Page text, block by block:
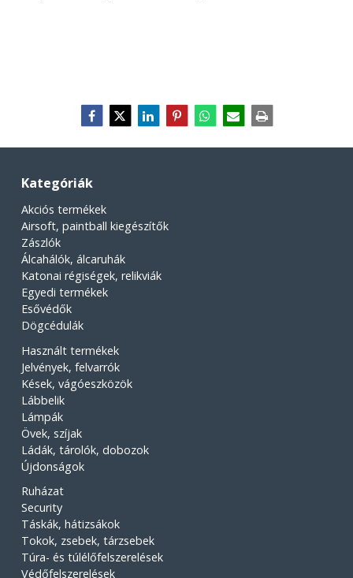
Kategóriák
Akciós termékek
Airsoft, paintball kiegészítők
Zászlók
Álcahálók, álcaruhák
Katonai régiségek, relikviák
Egyedi termékek
Esővédők
Dögcédulák
Használt termékek
Jelvények, felvarrók
Kések, vágóeszközök
Lábbelik
Lámpák
Övek, szíjak
Ládák, tárolók, dobozok
Újdonságok
Ruházat
Security
Táskák, hátizsákok
Tokok, zsebek, tárzsebek
Túra- és túlélőfelszerelések
Védőfelszerelések